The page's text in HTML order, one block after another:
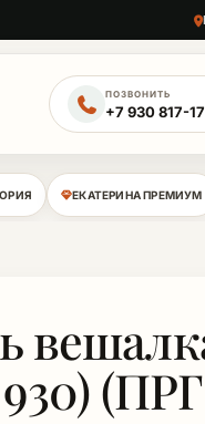
ПОЗВОНИТЬ
+7 930 817-
ЕКАТЕРИНА ПРЕМИУМ